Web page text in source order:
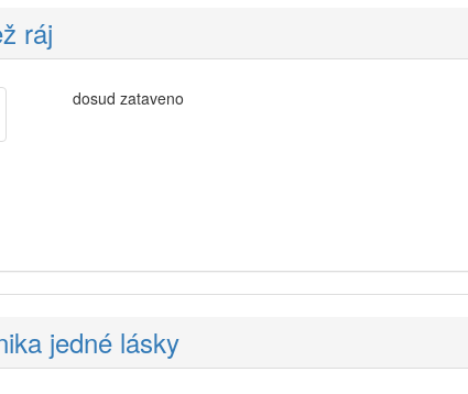
ráj
dosud zataveno
jedné lásky